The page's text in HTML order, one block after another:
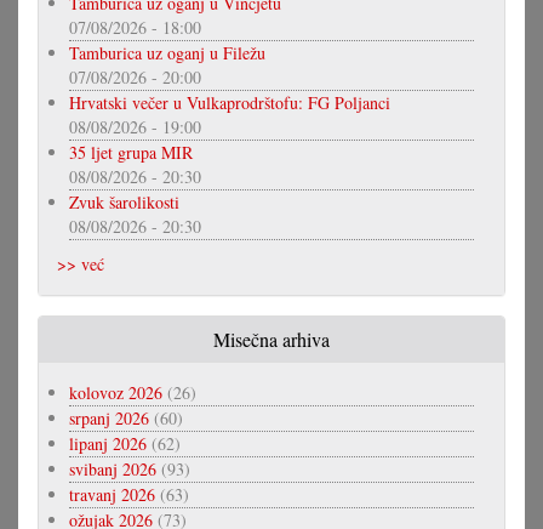
07/08/2026 - 18:00
Tamburica uz oganj u Filežu
07/08/2026 - 20:00
Hrvatski večer u Vulkaprodrštofu: FG Poljanci
08/08/2026 - 19:00
35 ljet grupa MIR
08/08/2026 - 20:30
Zvuk šarolikosti
08/08/2026 - 20:30
>> već
Misečna arhiva
kolovoz 2026 (26)
srpanj 2026 (60)
lipanj 2026 (62)
svibanj 2026 (93)
travanj 2026 (63)
ožujak 2026 (73)